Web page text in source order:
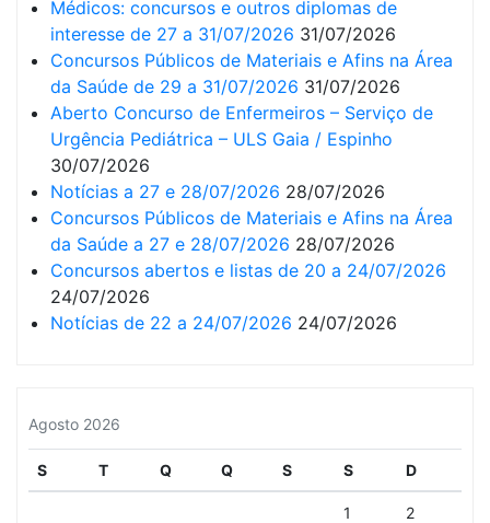
Médicos: concursos e outros diplomas de
interesse de 27 a 31/07/2026 31/07/2026
Concursos Públicos de Materiais e Afins na Área
da Saúde de 29 a 31/07/2026 31/07/2026
Aberto Concurso de Enfermeiros – Serviço de
Urgência Pediátrica – ULS Gaia / Espinho
30/07/2026
Notícias a 27 e 28/07/2026 28/07/2026
Concursos Públicos de Materiais e Afins na Área
da Saúde a 27 e 28/07/2026 28/07/2026
Concursos abertos e listas de 20 a 24/07/2026
24/07/2026
Notícias de 22 a 24/07/2026 24/07/2026
Agosto 2026
S T Q Q S S D
1 2